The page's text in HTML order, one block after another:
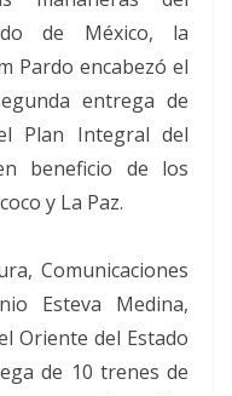
de México, la
Pardo encabezó el
entrega de
Plan Integral del
beneficio de los
y La Paz.
Comunicaciones
Esteva Medina,
Oriente del Estado
de 10 trenes de